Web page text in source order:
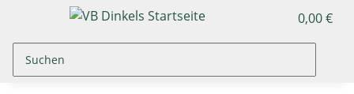
0,00 €